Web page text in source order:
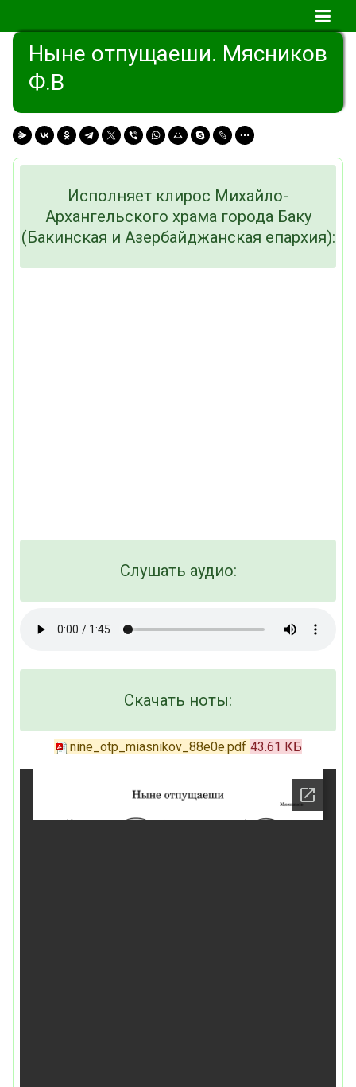
Ныне отпущаеши. Мясников
Ф.В
Исполняет клирос Михайло-
Архангельского храма города Баку
(Бакинская и Азербайджанская епархия):
Слушать аудио:
Скачать ноты:
nine_otp_miasnikov_88e0e.pdf 43.61 КБ